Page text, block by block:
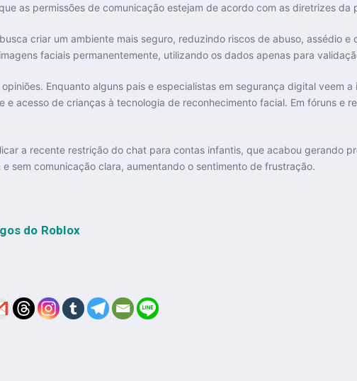
as permissões de comunicação estejam de acordo com as diretrizes da
criar um ambiente mais seguro, reduzindo riscos de abuso, assédio
faciais permanentemente, utilizando os dados apenas para
Enquanto alguns pais e especialistas em segurança digital veem
e acesso de crianças à tecnologia de reconhecimento facial. Em fóruns e
a recente restrição do chat para contas infantis, que acabou gerando
sem comunicação clara, aumentando o sentimento de frustração.
do Roblox